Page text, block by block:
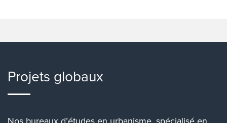
Projets globaux